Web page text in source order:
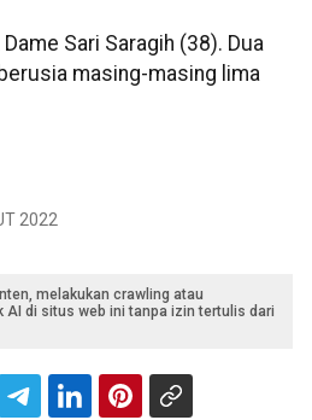
Sari Saragih (38). Dua
masing-masing lima
2022
melakukan crawling atau
di situs web ini tanpa izin tertulis dari